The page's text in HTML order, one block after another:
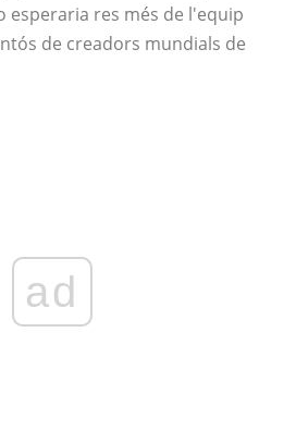
esperaria res més de l'equip
de creadors mundials de
ad